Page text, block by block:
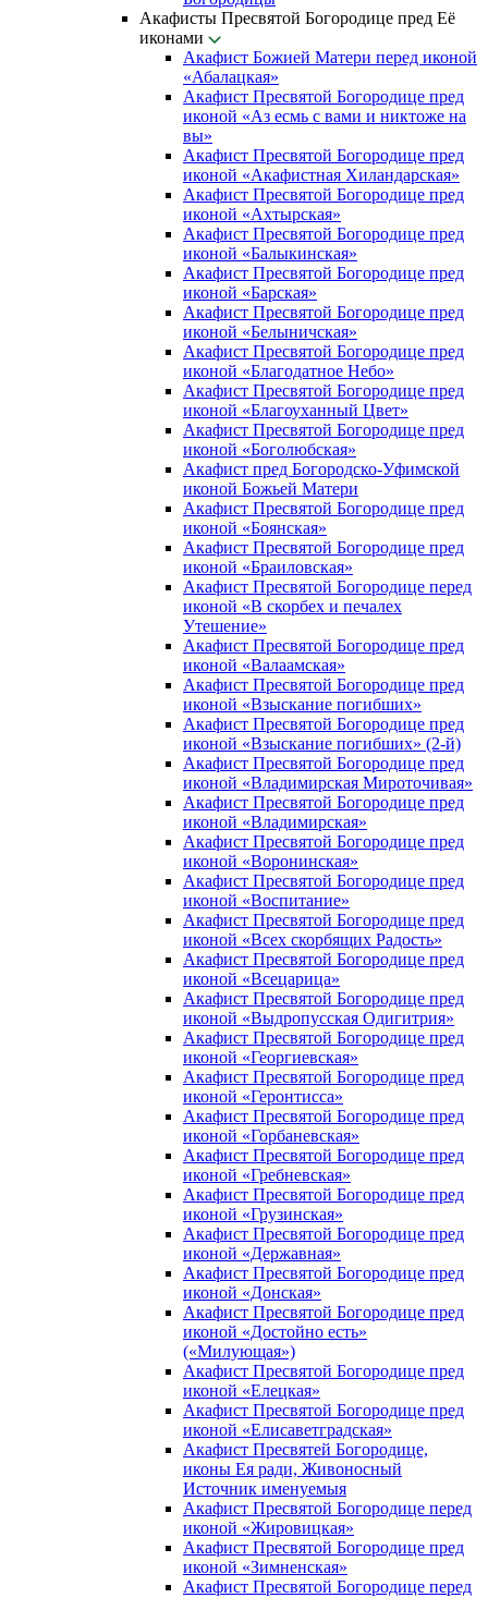
Акафисты Пресвятой Богородице пред Её
иконами
Акафист Божией Матери перед иконой
«Абалацкая»
Акафист Пресвятой Богородице пред
иконой «Аз есмь с вами и никтоже на
вы»
Акафист Пресвятой Богородице пред
иконой «Акафистная Хиландарская»
Акафист Пресвятой Богородице пред
иконой «Ахтырская»
Акафист Пресвятой Богородице пред
иконой «Балыкинская»
Акафист Пресвятой Богородице пред
иконой «Барская»
Акафист Пресвятой Богородице пред
иконой «Белыничская»
Акафист Пресвятой Богородице пред
иконой «Благодатное Небо»
Акафист Пресвятой Богородице пред
иконой «Благоуханный Цвет»
Акафист Пресвятой Богородице пред
иконой «Боголюбская»
Акафист пред Богородско-Уфимской
иконой Божьей Матери
Акафист Пресвятой Богородице пред
иконой «Боянская»
Акафист Пресвятой Богородице пред
иконой «Браиловская»
Акафист Пресвятой Богородице перед
иконой «В скорбех и печалех
Утешение»
Акафист Пресвятой Богородице пред
иконой «Валаамская»
Акафист Пресвятой Богородице пред
иконой «Взыскание погибших»
Акафист Пресвятой Богородице пред
иконой «Взыскание погибших» (2-й)
Акафист Пресвятой Богородице пред
иконой «Владимирская Мироточивая»
Акафист Пресвятой Богородице пред
иконой «Владимирская»
Акафист Пресвятой Богородице пред
иконой «Воронинская»
Акафист Пресвятой Богородице пред
иконой «Воспитание»
Акафист Пресвятой Богородице пред
иконой «Всех скорбящих Радость»
Акафист Пресвятой Богородице пред
иконой «Всецарица»
Акафист Пресвятой Богородице пред
иконой «Выдропусская Одигитрия»
Акафист Пресвятой Богородице пред
иконой «Георгиевская»
Акафист Пресвятой Богородице пред
иконой «Геронтисса»
Акафист Пресвятой Богородице пред
иконой «Горбаневская»
Акафист Пресвятой Богородице пред
иконой «Гребневская»
Акафист Пресвятой Богородице пред
иконой «Грузинская»
Акафист Пресвятой Богородице пред
иконой «Державная»
Акафист Пресвятой Богородице пред
иконой «Донская»
Акафист Пресвятой Богородице пред
иконой «Достойно есть»
(«Милующая»)
Акафист Пресвятой Богородице пред
иконой «Елецкая»
Акафист Пресвятой Богородице пред
иконой «Елисаветградская»
Акафист Пресвятей Богородице,
иконы Ея ради, Живоносный
Источник именуемыя
Акафист Пресвятой Богородице перед
иконой «Жировицкая»
Акафист Пресвятой Богородице пред
иконой «Зимненская»
Акафист Пресвятой Богородице перед